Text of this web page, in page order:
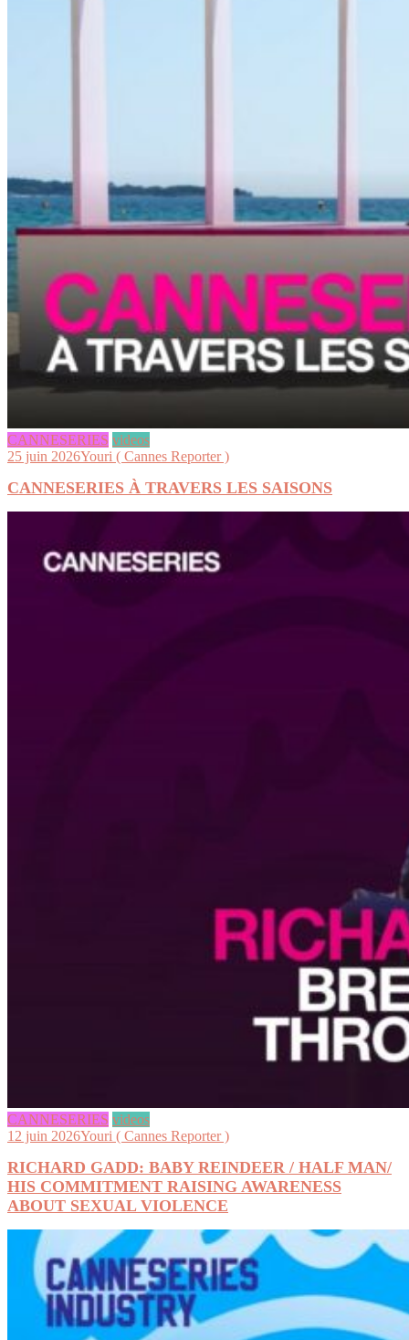
CANNESERIES videos
25 juin 2026Youri ( Cannes Reporter )
CANNESERIES À TRAVERS LES SAISONS
CANNESERIES videos
12 juin 2026Youri ( Cannes Reporter )
RICHARD GADD: BABY REINDEER / HALF MAN/
HIS COMMITMENT RAISING AWARENESS
ABOUT SEXUAL VIOLENCE